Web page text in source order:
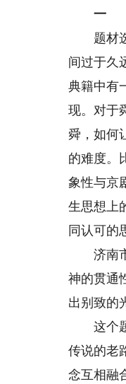
一
题材选
间过于久
典籍中有
现。对于
舜，如何
的难度。
象性与京
生思想上
同认可的
济南市
神的贯通
出别致的
这个题
传说的老
念互相融